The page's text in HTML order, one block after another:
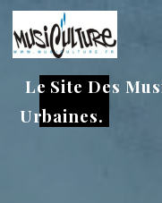
Aller
au
contenu
Le Site Des
Urbaines.